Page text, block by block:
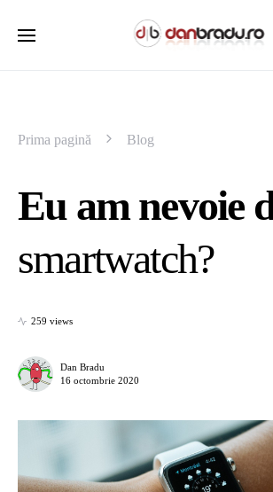
Prima pagină Blog
Eu am nevoie
smartwatch?
259 views
Dan Bradu
16 octombrie 2020